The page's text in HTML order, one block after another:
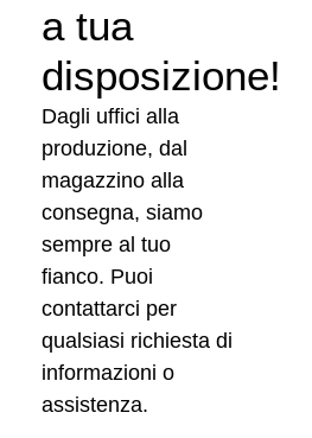
a tua
disposizione!
Dagli uffici alla
produzione, dal
magazzino alla
consegna, siamo
sempre al tuo
fianco. Puoi
contattarci per
qualsiasi richiesta di
informazioni o
assistenza.